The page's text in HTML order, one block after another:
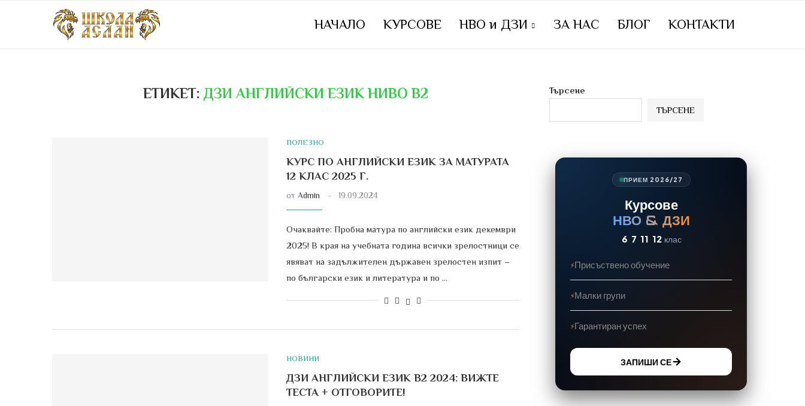
НАЧАЛО КУРСОВЕ НВО и ДЗИ ЗА НАС БЛОГ КОНТАКТИ
ЕТИКЕТ: ДЗИ АНГЛИЙСКИ ЕЗИК НИВО В2
ПОЛЕЗНО
КУРС ПО АНГЛИЙСКИ ЕЗИК ЗА МАТУРАТА
12 КЛАС 2025 Г.
от Admin 19.09.2024
Очаквайте: Пробна матура по английски език декември
2025! В края на учебната година всички зрелостници се
явяват на задължителен държавен зрелостен изпит –
по български език и литература и по …
НОВИНИ
ДЗИ АНГЛИЙСКИ ЕЗИК В2 2024: ВИЖТЕ
ТЕСТА + ОТГОВОРИТЕ!
Търсене
ТЪРСЕНЕ
ПРИЕМ 2026/27
Курсове
НВО & ДЗИ
6 7 11 12 клас
Присъствено обучение
Малки групи
Гарантиран успех
ЗАПИШИ СЕ